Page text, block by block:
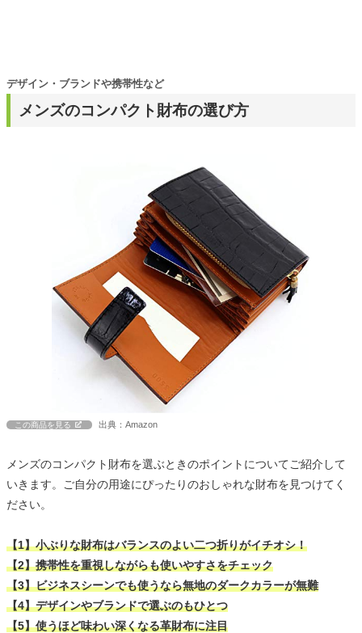
メンズのコンパクト財布の選び方
デザイン・ブランドや携帯性など
この商品を見る 出典：Amazon
メンズのコンパクト財布を選ぶときのポイントについてご紹介して
いきます。ご自分の用途にぴったりのおしゃれな財布を見つけてく
ださい。
【1】小ぶりな財布はバランスのよい二つ折りがイチオシ！
【2】携帯性を重視しながらも使いやすさをチェック
【3】ビジネスシーンでも使うなら無地のダークカラーが無難
【4】デザインやブランドで選ぶのもひとつ
【5】使うほど味わい深くなる革財布に注目